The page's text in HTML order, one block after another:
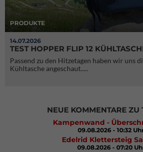
PRODUKTE
14.07.2026
TEST HOPPER FLIP 12
Passend zu den Hitzetagen haben wir uns
Kühltasche angeschaut.....
NEUE KOMMENTARE ZU
Kampenwand -
09.08.2026 - 10:32
Edelrid Klettersteig
09.08.2026 - 07:20